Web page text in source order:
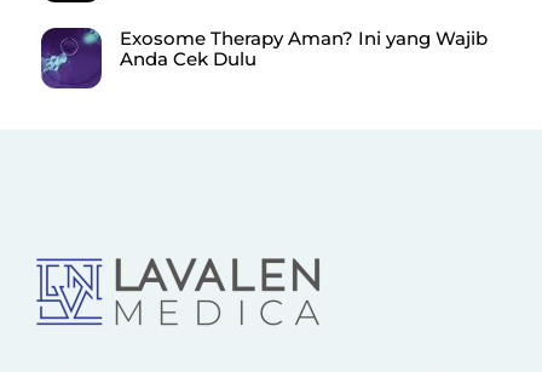
Exosome Therapy Aman? Ini yang Wajib
Anda Cek Dulu